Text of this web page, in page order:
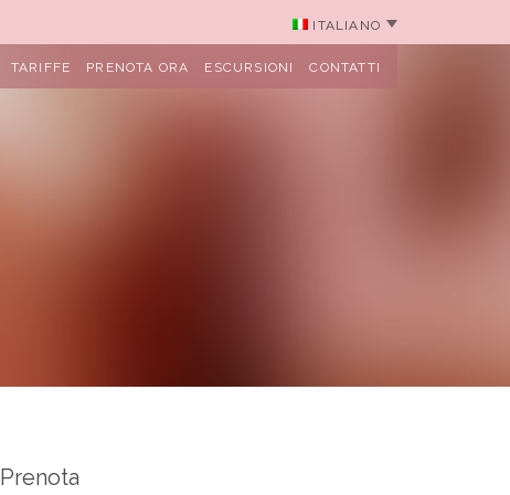
ITALIANO
TARIFFE PRENOTA ORA ESCURSIONI CONTATTI
Prenota